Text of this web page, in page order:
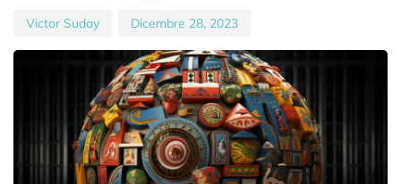
Victor Suday Dicembre 28, 2023